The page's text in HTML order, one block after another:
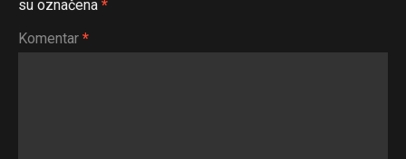
su označena *
Komentar *